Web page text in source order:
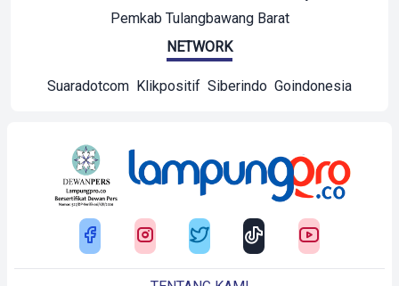
Pemkab Tulangbawang Barat
NETWORK
Suaradotcom Klikpositif Siberindo Goindonesia